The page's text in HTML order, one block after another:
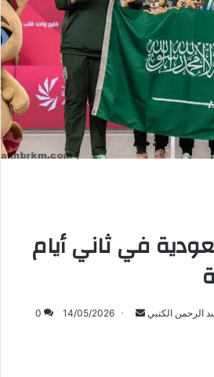
في ثاني أيام
الرحمن الكتبي
أرسل 14/05/2026
0